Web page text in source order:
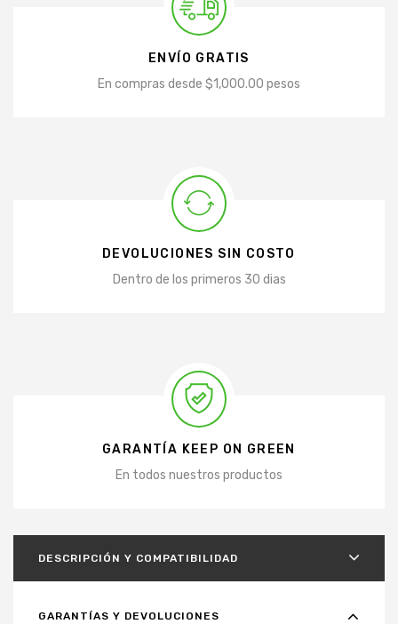
ENVÍO GRATIS
En compras desde $1,000.00 pesos
DEVOLUCIONES SIN COSTO
Dentro de los primeros 30 dias
GARANTÍA KEEP ON GREEN
En todos nuestros productos
DESCRIPCIÓN Y COMPATIBILIDAD
GARANTÍAS Y DEVOLUCIONES